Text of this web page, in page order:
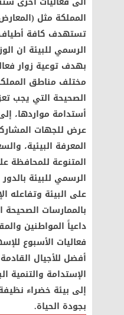
المملكة مثل
تستهدف كافة أطياف
الرسمي للبيئة ان
بهدف توعية زوار
مختلف مناطق
الصحيحة التي يجب
أستدامة مواردها،
عرض للجهات
المعرفة البيئية،
المتنوعة للمحافظة
الرسمي للبيئة
على البيئة وتفاعله
بالممارسات
داعياً المواطنين
فعاليات الأسبوع
أفضل للأجيال
الإستدامة والتنمية
إلى بيئة خضراء
بجودة الحياة.